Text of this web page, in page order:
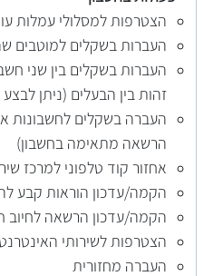
הצטרפות למסלולי עמלות
העברות בשקלים למוטבים
העברות בשקלים בין שני
זהות בין הבעלים (ניתן
העברה בשקלים לחשבונות
הרשאה מתאימה בחשבון)
אחזור קוד טלפוני למרכז
הקמה/עדכון הוראות קבע
הקמה/עדכון הרשאה לחיוב
הצטרפות לשירותי
העברה מחזורית